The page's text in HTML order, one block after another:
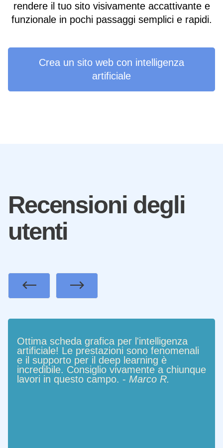
rendere il tuo sito visivamente accattivante e
funzionale in pochi passaggi semplici e rapidi.
Crea un sito web con intelligenza
artificiale
Recensioni degli
utenti
Ottima scheda grafica per l'intelligenza
artificiale! Le prestazioni sono fenomenali
e il supporto per il deep learning è
incredibile. Consiglio vivamente a chiunque
lavori in questo campo. - Marco R.
PreviousNext